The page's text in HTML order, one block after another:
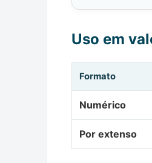
Uso em
Formato
Numérico
Por extenso